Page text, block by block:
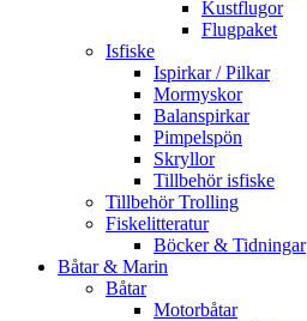
Kustflugor
Flugpaket
Isfiske
Ispirkar / Pilkar
Mormyskor
Balanspirkar
Pimpelspön
Skryllor
Tillbehör isfiske
Tillbehör Trolling
Fiskelitteratur
Böcker & Tidningar
Båtar & Marin
Båtar
Motorbåtar